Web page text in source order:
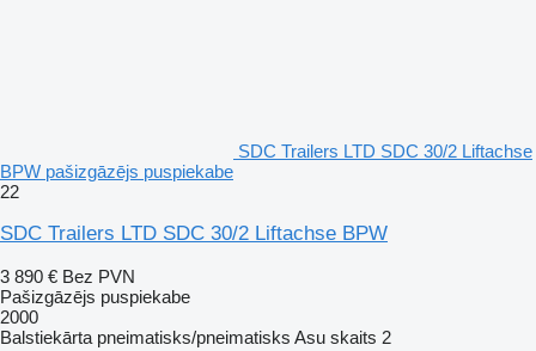
SDC Trailers LTD SDC 30/2 Liftachse
BPW pašizgāzējs puspiekabe
22
SDC Trailers LTD SDC 30/2 Liftachse BPW
3 890 € Bez PVN
Pašizgāzējs puspiekabe
2000
Balstiekārta pneimatisks/pneimatisks Asu skaits 2